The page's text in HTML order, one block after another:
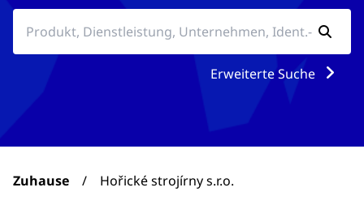
Erweiterte Suche
Zuhause / Hořické strojírny s.r.o.